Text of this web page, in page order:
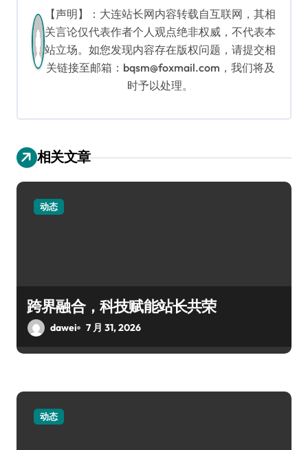
【声明】：大连站长网内容转载自互联网，其相
关言论仅代表作者个人观点绝非权威，不代表本
站立场。如您发现内容存在版权问题，请提交相
关链接至邮箱：bqsm@foxmail.com，我们将及
时予以处理。
相关文章
动态
跨界融合，科技赋能站长共荣
dawei 7 月 31, 2026
动态